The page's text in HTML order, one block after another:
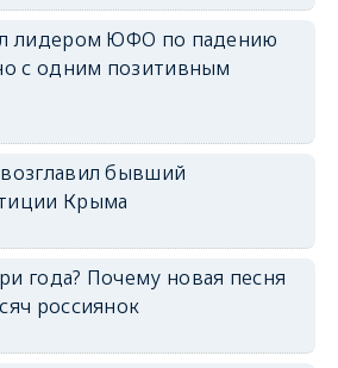
лидером ЮФО по падению
с одним позитивным
бывший
Крыма
года? Почему новая песня
россиянок